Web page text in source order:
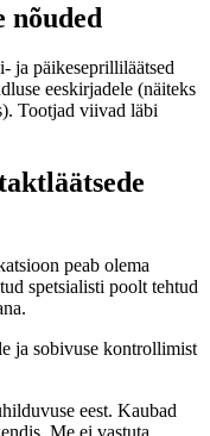
nõuded
ja päikeseprilliläätsed
eeskirjadele (näiteks
Tootjad viivad läbi
peab olema
spetsialisti poolt tehtud
ja sobivuse kontrollimist
eest. Kaubad